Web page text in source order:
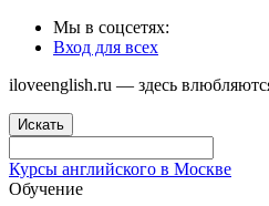
Мы в соцсетях:
Вход для всех
iloveenglish.ru — здесь
Искать
Курсы английского в Москве
Обучение